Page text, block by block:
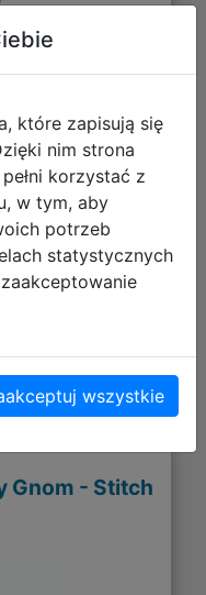
Gnom - Stitch
które zapisują się
nim strona
korzystać z
w tym, aby
potrzeb
statystycznych
wszystkie